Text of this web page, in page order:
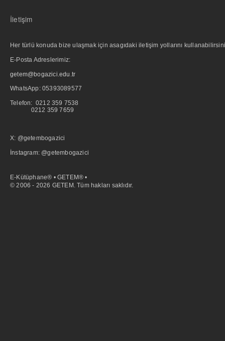
İletişim
Her türlü konuda bize ulaşmak için asagıdaki iletişim yollarını
E-Posta Adreslerimiz:
getem@bogazici.edu.tr
WhatsApp: 05393089577
Telefon: 0212 359 7538
0212 359 7659
X: @getembogazici
İnstagram: @getembogazici
E-Kütüphane® • GETEM® •
© 2006 - 2026 GETEM. Tüm hakları saklıdır.